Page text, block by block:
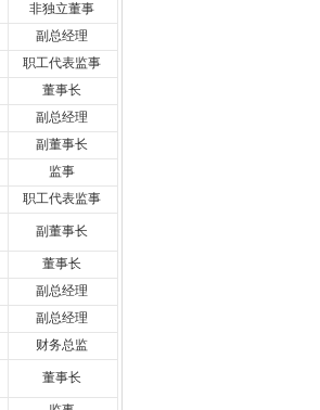
非独立董事
副总经理
职工代表监事
董事长
副总经理
副董事长
监事
职工代表监事
副董事长
董事长
副总经理
副总经理
财务总监
董事长